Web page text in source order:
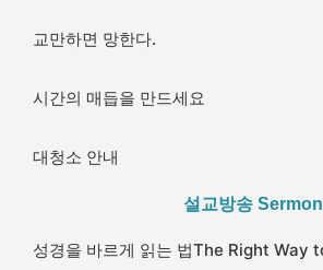
교만하면 망한다.
시간의 매듭을 만드세요
대청소 안내
설교방송 Sermon​